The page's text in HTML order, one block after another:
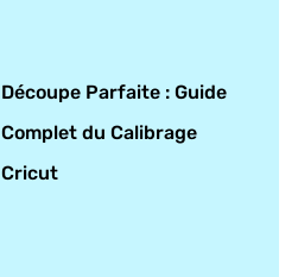
Découpe Parfaite : Guide
Complet du Calibrage
Cricut